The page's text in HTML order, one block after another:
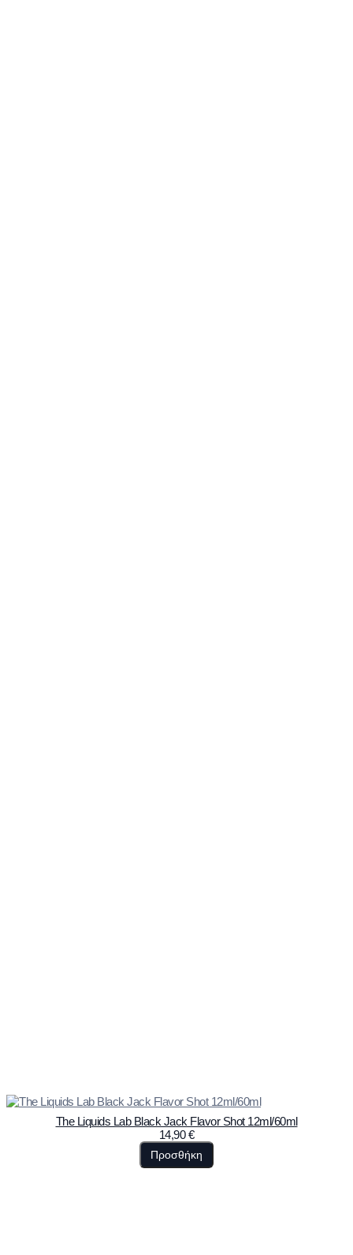
The Liquids Lab Black Jack Flavor Shot 12ml/60ml
14,90€
Προσθήκη